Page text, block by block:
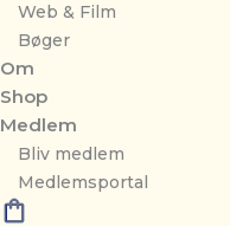
Web & Film
Bøger
Om
Shop
Medlem
Bliv medlem
Medlemsportal